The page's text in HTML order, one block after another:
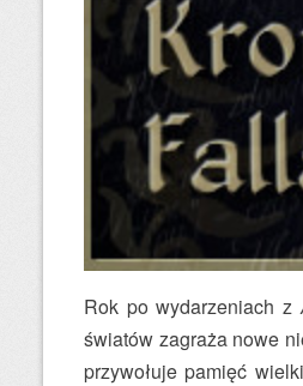
Rok po wydarzeniach z
światów zagraża nowe
przywołuje pamięć